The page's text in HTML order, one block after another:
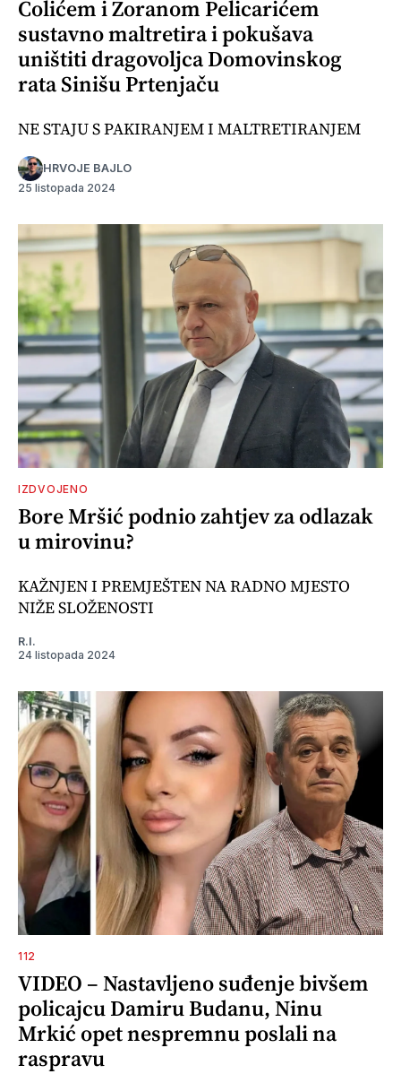
Colićem i Zoranom Pelicarićem
sustavno maltretira i pokušava
uništiti dragovoljca Domovinskog
rata Sinišu Prtenjaču
NE STAJU S PAKIRANJEM I MALTRETIRANJEM
HRVOJE BAJLO
25 listopada 2024
IZDVOJENO
Bore Mršić podnio zahtjev za odlazak
u mirovinu?
KAŽNJEN I PREMJEŠTEN NA RADNO MJESTO
NIŽE SLOŽENOSTI
R.I.
24 listopada 2024
112
VIDEO – Nastavljeno suđenje bivšem
policajcu Damiru Budanu, Ninu
Mrkić opet nespremnu poslali na
raspravu